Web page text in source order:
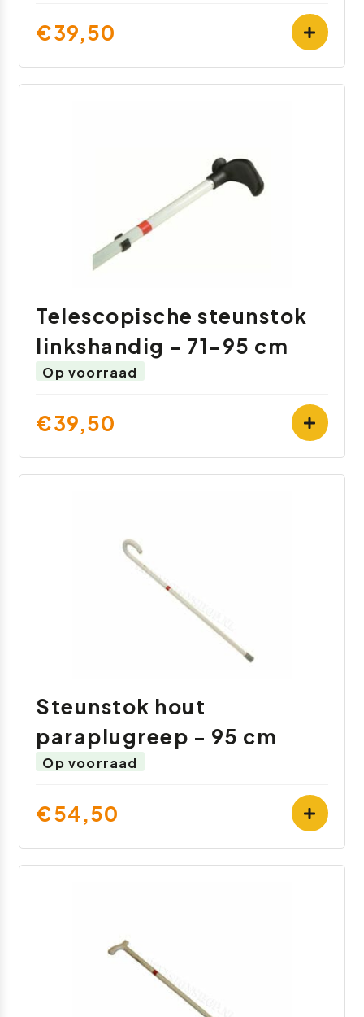
€39,50
Telescopische steunstok
linkshandig - 71-95 cm
Op voorraad
€39,50
Steunstok hout
paraplugreep - 95 cm
Op voorraad
€54,50